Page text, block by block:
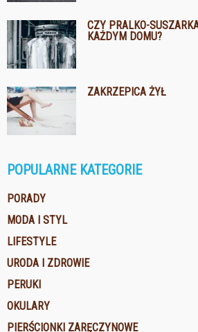
CZY PRALKO-
KAŻDYM DOMU?
ZAKRZEPICA ŻYŁ
POPULARNE KATEGORIE
PORADY
MODA I STYL
LIFESTYLE
URODA I ZDROWIE
PERUKI
OKULARY
PIERŚCIONKI ZARĘCZYNOWE